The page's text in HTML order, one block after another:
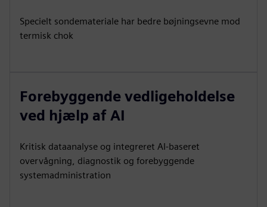
Specielt sondemateriale har bedre bøjningsevne mod
termisk chok
Forebyggende vedligeholdelse
ved hjælp af AI
Kritisk dataanalyse og integreret AI-baseret
overvågning, diagnostik og forebyggende
systemadministration